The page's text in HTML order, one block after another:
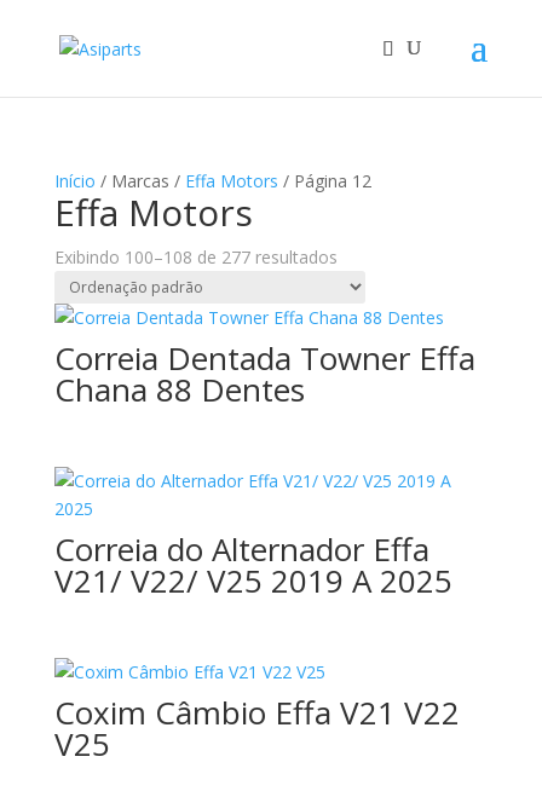
Início / Marcas / Effa Motors / Página 12
Effa Motors
Exibindo 100–108 de 277 resultados
Correia Dentada Towner Effa
Chana 88 Dentes
Correia do Alternador Effa
V21/ V22/ V25 2019 A 2025
Coxim Câmbio Effa V21 V22
V25